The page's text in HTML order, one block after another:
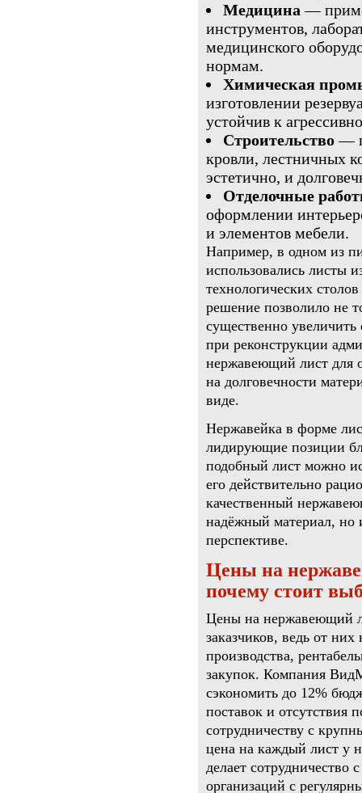
Медицина —
инструментов,
медицинского
нормам.
Химическая
изготовлении
устойчив к
Строительство—
кровли, лестничных
эстетично, и
Отделочные
оформлении
и элементов мебели.
Например, в одном из
использовались листы
технологических
решение позволило не
существенно
при реконструкции
нержавеющий лист для
на долговечности
виде.
Нержавейка в форме
лидирующие позиции
подобный лист можно
его действительно
качественный
надёжный материал, но
перспективе.
Цены на
почему стоит
Цены на нержавеющий
заказчиков, ведь от
производства,
закупок. Компания
сэкономить до 12%
поставок и отсутствия
сотрудничеству с
цена на каждый лист у
делает сотрудничество
организаций с